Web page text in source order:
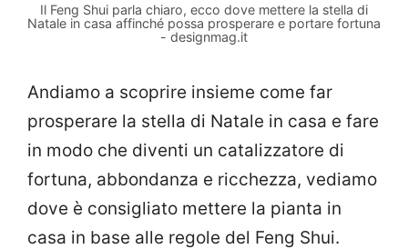
Il Feng Shui parla chiaro, ecco dove mettere la stella di
Natale in casa affinché possa prosperare e portare fortuna
- designmag.it
Andiamo a scoprire insieme come far
prosperare la stella di Natale in casa e fare
in modo che diventi un catalizzatore di
fortuna, abbondanza e ricchezza, vediamo
dove è consigliato mettere la pianta in
casa in base alle regole del Feng Shui.